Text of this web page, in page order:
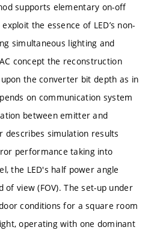
supports elementary on-off
the essence of LED’s non-
simultaneous lighting and
concept the reconstruction
the converter bit depth as in
on communication system
between emitter and
describes simulation results
performance taking into
the LED's half power angle
of view (FOV). The set-up under
conditions for a square room
operating with one dominant